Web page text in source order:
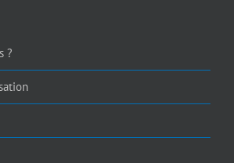
?